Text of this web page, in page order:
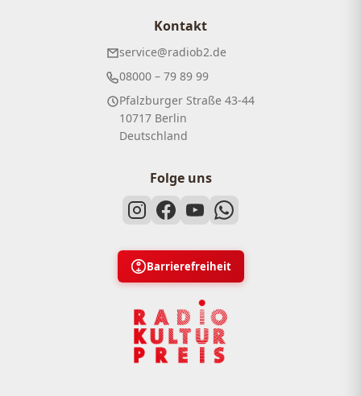
Kontakt
service@radiob2.de
08000 – 79 89 99
Pfalzburger Straße 43-44
10717 Berlin
Deutschland
Folge uns
Barrierefreiheit